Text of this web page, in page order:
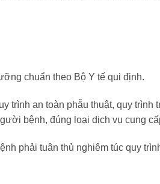
chuẩn theo Bộ Y tế qui định.
an toàn phẫu thuật, quy trình
bệnh, đúng loại dịch vụ cung
phải tuân thủ nghiêm túc quy